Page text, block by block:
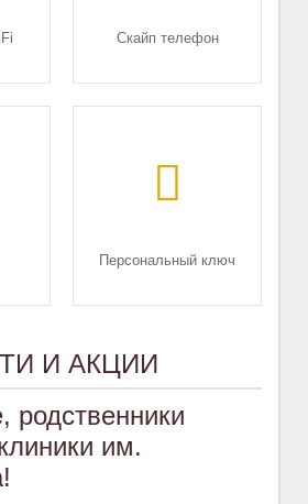
Скайп телефон
Персональный ключ
И АКЦИИ
им.